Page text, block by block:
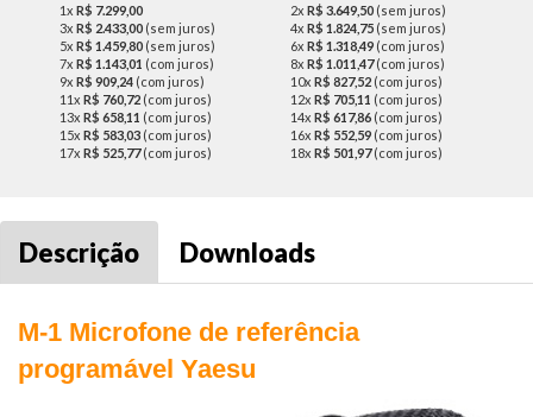
1x R$ 7.299,00 2x R$ 3.649,50 (sem juros)
3x R$ 2.433,00 (sem juros) 4x R$ 1.824,75 (sem juros)
5x R$ 1.459,80 (sem juros) 6x R$ 1.318,49 (com juros)
7x R$ 1.143,01 (com juros) 8x R$ 1.011,47(com juros)
9x R$ 909,24 (com juros) 10x R$ 827,52 (com juros)
11x R$ 760,72 (com juros) 12x R$ 705,11 (com juros)
13x R$ 658,11 (com juros) 14x R$ 617,86 (com juros)
15x R$ 583,03 (com juros) 16x R$ 552,59 (com juros)
17x R$ 525,77(com juros) 18x R$ 501,97(com juros)
Descrição Downloads
M-1 Microfone de referência
programável Yaesu